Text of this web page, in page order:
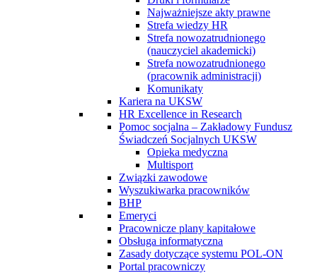
Najważniejsze akty prawne
Strefa wiedzy HR
Strefa nowozatrudnionego
(nauczyciel akademicki)
Strefa nowozatrudnionego
(pracownik administracji)
Komunikaty
Kariera na UKSW
HR Excellence in Research
Pomoc socjalna – Zakładowy Fundusz
Świadczeń Socjalnych UKSW
Opieka medyczna
Multisport
Związki zawodowe
Wyszukiwarka pracowników
BHP
Emeryci
Pracownicze plany kapitałowe
Obsługa informatyczna
Zasady dotyczące systemu POL-ON
Portal pracowniczy